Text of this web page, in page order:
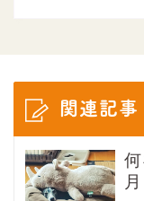
関連記事